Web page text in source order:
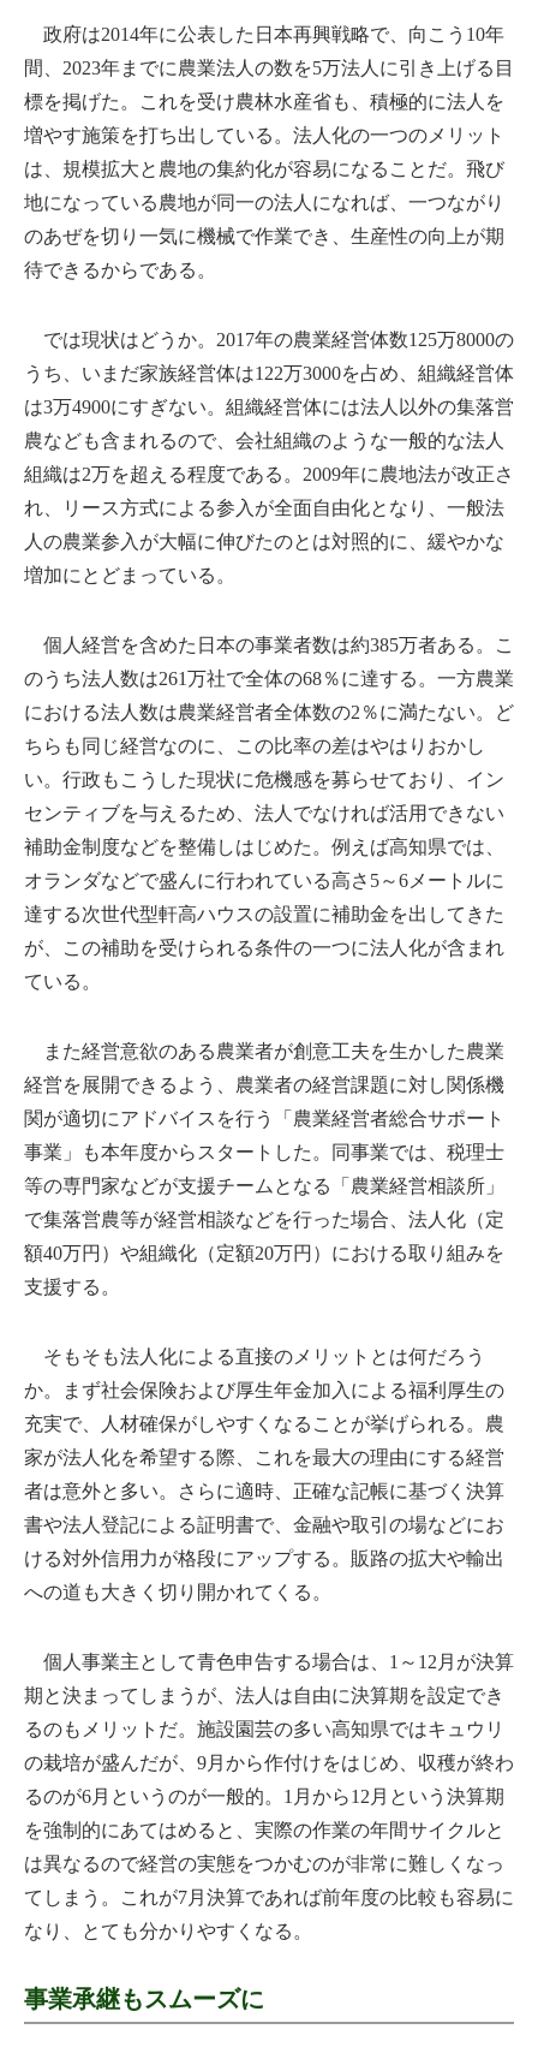
政府は2014年に公表した日本再興戦略で、向こう10年
間、2023年までに農業法人の数を5万法人に引き上げる目
標を掲げた。これを受け農林水産省も、積極的に法人を
増やす施策を打ち出している。法人化の一つのメリット
は、規模拡大と農地の集約化が容易になることだ。飛び
地になっている農地が同一の法人になれば、一つながり
のあぜを切り一気に機械で作業でき、生産性の向上が期
待できるからである。
では現状はどうか。2017年の農業経営体数125万8000の
うち、いまだ家族経営体は122万3000を占め、組織経営体
は3万4900にすぎない。組織経営体には法人以外の集落営
農なども含まれるので、会社組織のような一般的な法人
組織は2万を超える程度である。2009年に農地法が改正さ
れ、リース方式による参入が全面自由化となり、一般法
人の農業参入が大幅に伸びたのとは対照的に、緩やかな
増加にとどまっている。
個人経営を含めた日本の事業者数は約385万者ある。こ
のうち法人数は261万社で全体の68％に達する。一方農業
における法人数は農業経営者全体数の2％に満たない。ど
ちらも同じ経営なのに、この比率の差はやはりおかし
い。行政もこうした現状に危機感を募らせており、イン
センティブを与えるため、法人でなければ活用できない
補助金制度などを整備しはじめた。例えば高知県では、
オランダなどで盛んに行われている高さ5～6メートルに
達する次世代型軒高ハウスの設置に補助金を出してきた
が、この補助を受けられる条件の一つに法人化が含まれ
ている。
また経営意欲のある農業者が創意工夫を生かした農業
経営を展開できるよう、農業者の経営課題に対し関係機
関が適切にアドバイスを行う「農業経営者総合サポート
事業」も本年度からスタートした。同事業では、税理士
等の専門家などが支援チームとなる「農業経営相談所」
で集落営農等が経営相談などを行った場合、法人化（定
額40万円）や組織化（定額20万円）における取り組みを
支援する。
そもそも法人化による直接のメリットとは何だろう
か。まず社会保険および厚生年金加入による福利厚生の
充実で、人材確保がしやすくなることが挙げられる。農
家が法人化を希望する際、これを最大の理由にする経営
者は意外と多い。さらに適時、正確な記帳に基づく決算
書や法人登記による証明書で、金融や取引の場などにお
ける対外信用力が格段にアップする。販路の拡大や輸出
への道も大きく切り開かれてくる。
個人事業主として青色申告する場合は、1～12月が決算
期と決まってしまうが、法人は自由に決算期を設定でき
るのもメリットだ。施設園芸の多い高知県ではキュウリ
の栽培が盛んだが、9月から作付けをはじめ、収穫が終わ
るのが6月というのが一般的。1月から12月という決算期
を強制的にあてはめると、実際の作業の年間サイクルと
は異なるので経営の実態をつかむのが非常に難しくなっ
てしまう。これが7月決算であれば前年度の比較も容易に
なり、とても分かりやすくなる。
事業承継もスムーズに